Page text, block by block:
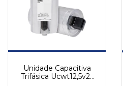
Unidade Capacitiva
Trifásica Ucwt12,5v25